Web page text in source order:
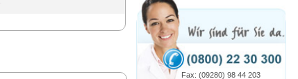
Fax: (09280) 98 44 203